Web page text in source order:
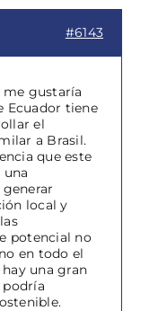
#6143
me gustaría
Ecuador tiene
el
a Brasil.
que este
local y
potencial no
en todo el
una gran